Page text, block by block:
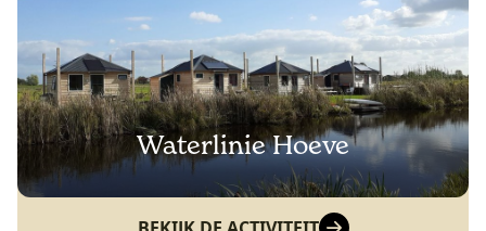
Waterlinie Hoeve